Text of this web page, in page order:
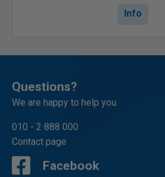
Info
Questions?
We are happy to help you.
010 - 2 888 000
Contact page
Facebook